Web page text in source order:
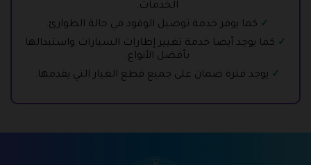
الخدمات.
كما يوفر خدمة توصيل الوقود في حالة الطوارئ.
كما يوجد أيضا خدمة تغيير إطارات السيارات واستبدالها
بأفضل الأنواع.
يوجد فترة ضمان على جميع قطع الغيار التي يقدمها.